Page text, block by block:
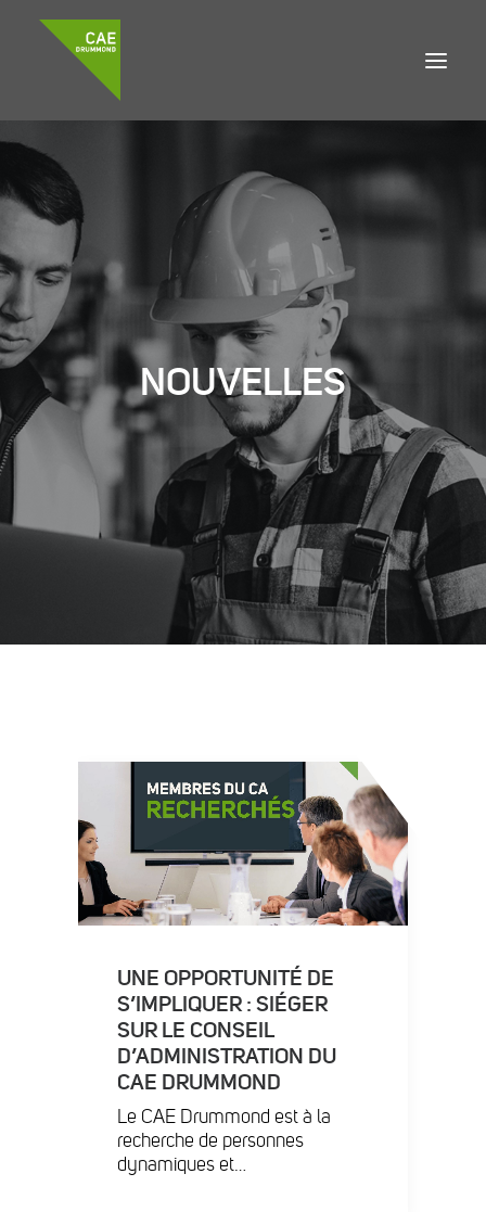
À propos
Accompagnement
Développement local
Emplois
DEMANDE DE FINANCEMENT
Nouvelles
Demande de rendez-vous
For ENGLISH click here
NOUVELLES
UNE OPPORTUNITÉ DE
S’IMPLIQUER : SIÉGER
SUR LE CONSEIL
D’ADMINISTRATION DU
CAE DRUMMOND
Le CAE Drummond est à la
recherche de personnes
dynamiques et…